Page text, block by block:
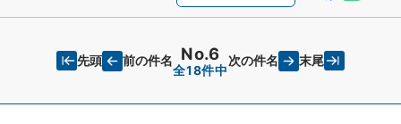
先頭 前の件名 No.6
全18件中
次の件名 末尾